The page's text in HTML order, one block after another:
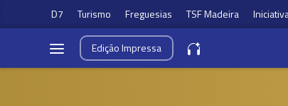
D7 Turismo Freguesias TSF Madeira
EdiçãoImpressa